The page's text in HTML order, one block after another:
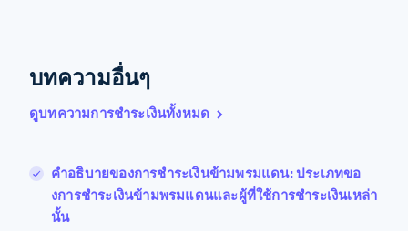
บทความอื่นๆ
ดูบทความการชำระเงินทั้งหมด
คำอธิบายของการชําระเงินข้ามพรมแดน: ประเภทขอ
งการชําระเงินข้ามพรมแดนและผู้ที่ใช้การชําระเงินเหล่า
นั้น
NederlandsFrançais
Português English
ฝรั่งเศส
FrançaisEnglish
ฟินแลนด์